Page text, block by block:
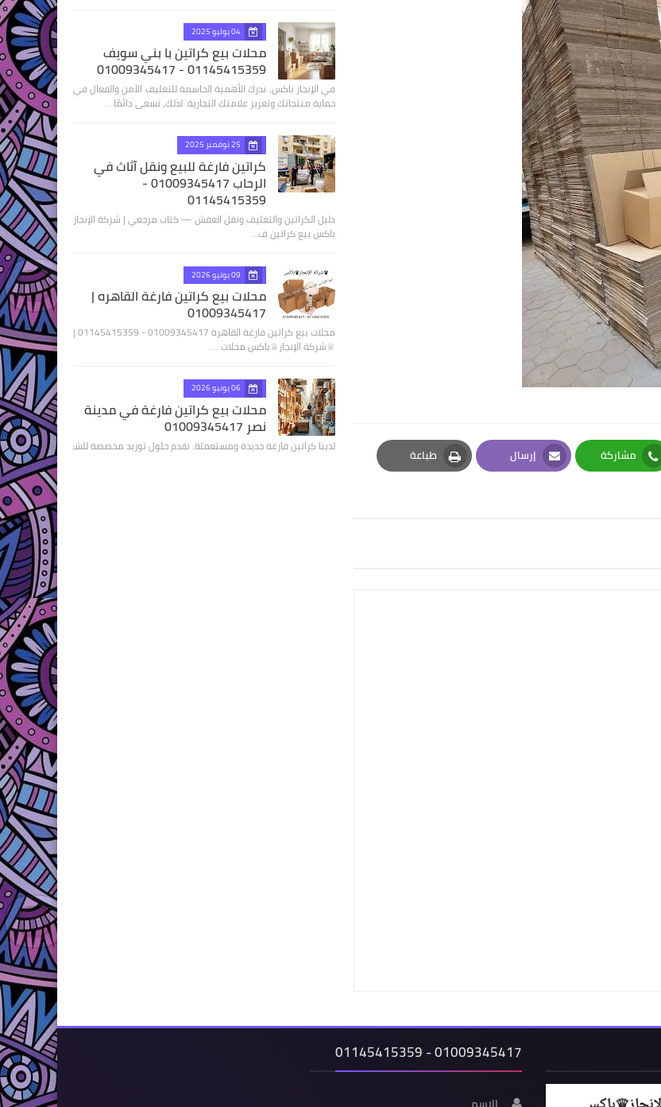
مشاركة
Whatsapp
إرسال
Email
طباعة
Print
04 يوليو 2025
محلات بيع كراتين با بني سويف
01145415359 - 01009345417
في الإنجاز باكس، ندرك الأهمية الحاسمة للتغليف الآمن والفعال في
حماية منتجاتك وتعزيز علامتك التجارية. لذلك، نسعى دائمًا …
25 نوفمبر 2025
كراتين فارغة للبيع ونقل آثاث في
الرحاب 01009345417 -
01145415359
دليل الكراتين والتغليف ونقل العفش — كتاب مرجعي | شركة الإنجاز
باكس بيع كراتين ف…
09 يونيو 2026
محلات بيع كراتين فارغة القاهره |
01009345417
محلات بيع كراتين فارغة القاهرة 01009345417 - 01145415359 |
♕شركة الإنجاز♕باكس محلات …
06 يونيو 2026
محلات بيع كراتين فارغة في مدينة
نصر 01009345417
لدينا كراتين فارغة جديدة ومستعملة. نقدم حلول توريد مخصصة للشركات والمتاجر.
01009345417 - 01145415359